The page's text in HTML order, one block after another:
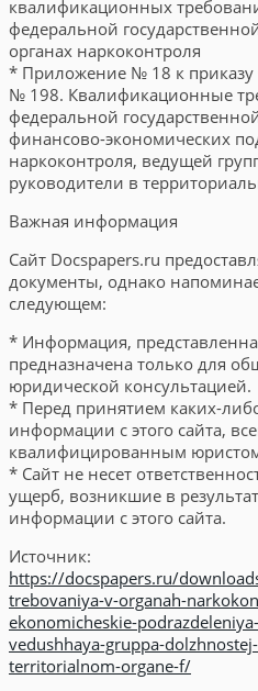
квалификационных
федеральной
органах наркоконтроля
* Приложение № 18 к приказу
№ 198. Квалификационные
федеральной
финансово-экономических
наркоконтроля, ведущей
руководители в
Важная информация
Сайт Docspapers.ru
документы, однако
следующем:
* Информация,
предназначена только для
юридической консультацией.
* Перед принятием каких-
информации с этого сайта,
квалифицированным
* Сайт не несет
ущерб, возникшие в
информации с этого сайта.
Источник:
https://docspapers.ru/
trebovaniya-v-organah-
ekonomicheskie-
vedushhaya-gruppa-
territorialnom-organe-f/